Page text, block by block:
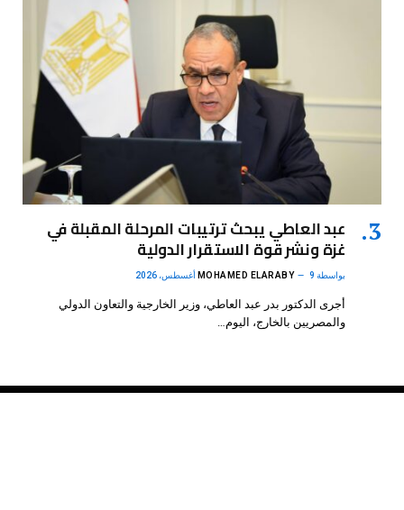
عبد العاطي يبحث ترتيبات المرحلة المقبلة في
غزة ونشر قوة الاستقرار الدولية
بواسطة MOHAMED ELARABY 9 أغسطس، 2026
أجرى الدكتور بدر عبد العاطي، وزير الخارجية والتعاون الدولي
والمصريين بالخارج، اليوم…